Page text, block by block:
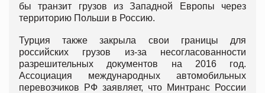
бы транзит грузов из Западной Европы через
территорию Польши в Россию.
Турция также закрыла свои границы для
российских грузов из-за несогласованности
разрешительных документов на 2016 год.
Ассоциация международных автомобильных
перевозчиков РФ заявляет, что Минтранс России